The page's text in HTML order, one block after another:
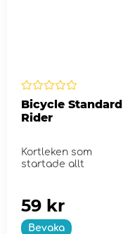
Bicycle Standard
Rider
Kortleken som
startade allt
Bevaka
59 kr